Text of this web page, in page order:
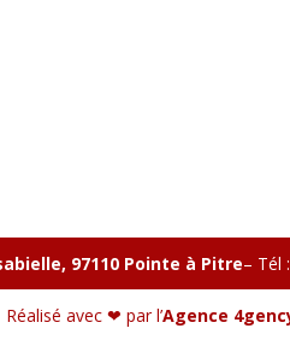
97110 Pointe à Pitre– Tél :
Réalisé avec ❤ par l’Agence